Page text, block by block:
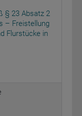
§ 23 Absatz 2
– Freistellung
Flurstücke in